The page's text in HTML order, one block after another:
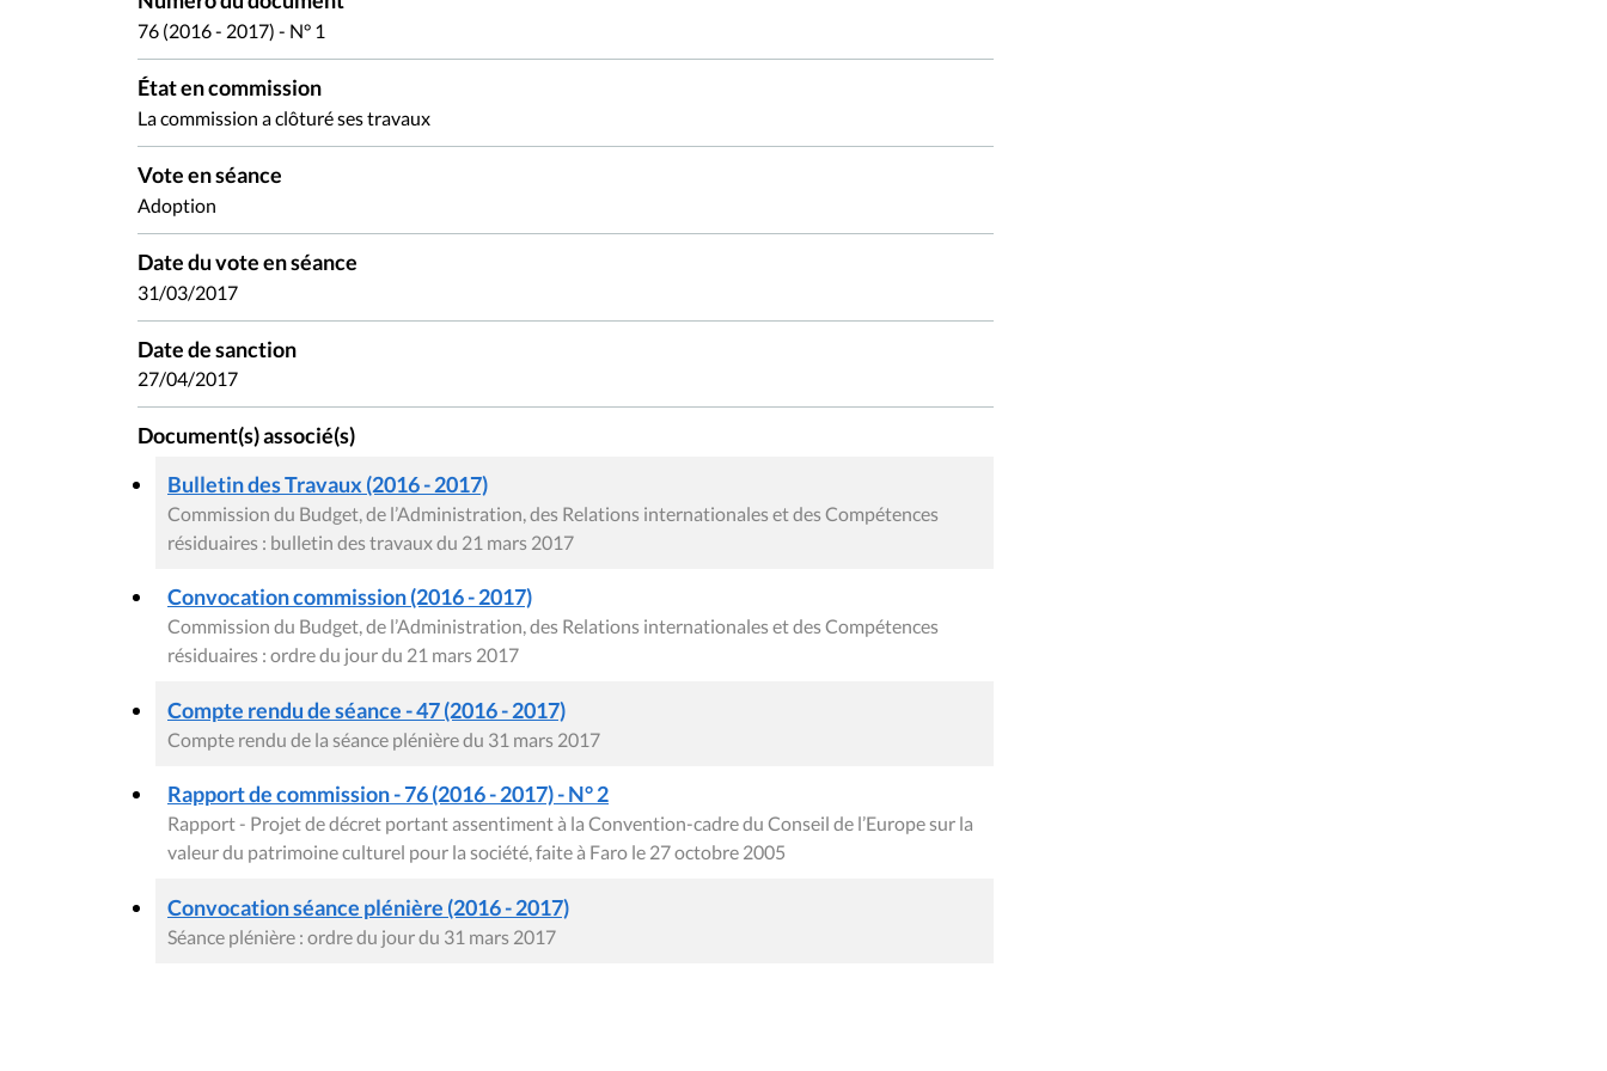
76 (2016 - 2017) - N° 1
État en commission
La commission a clôturé ses travaux
Vote en séance
Adoption
Date du vote en séance
31/03/2017
Date de sanction
27/04/2017
Document(s) associé(s)
Bulletin des Travaux (2016 - 2017)
Commission du Budget, de l’Administration, des Relations internationales et des Compétences
résiduaires : bulletin des travaux du 21 mars 2017
Convocation commission (2016 - 2017)
Commission du Budget, de l’Administration, des Relations internationales et des Compétences
résiduaires : ordre du jour du 21 mars 2017
Compte rendu de séance - 47 (2016 - 2017)
Compte rendu de la séance plénière du 31 mars 2017
Rapport de commission - 76 (2016 - 2017) - N° 2
Rapport - Projet de décret portant assentiment à la Convention-cadre du Conseil de l’Europe sur la
valeur du patrimoine culturel pour la société, faite à Faro le 27 octobre 2005
Convocation séance plénière (2016 - 2017)
Séance plénière : ordre du jour du 31 mars 2017